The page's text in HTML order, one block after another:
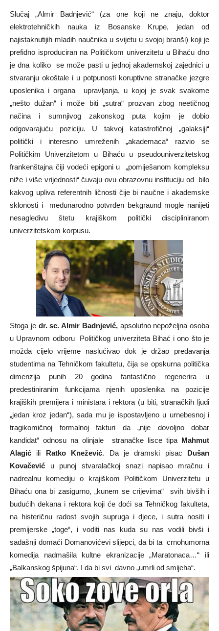
Slučaj „Almir Badnjević“ (za one koji ne znaju, doktor
elektrotehničkih nauka iz Bosanske Krupe, jedan od
najistaknutijih mladih naučnika u svijetu u svojoj branši) koji je
prefidno isproduciran na Političkom univerzitetu u Bihaću dno
je dna koliko se može pasti u jednoj akademskoj zajednici u
stvaranju okoštale i u potpunosti koruptivne stranačke jezgre
uposlenika i organa upravljanja, u kojoj je svak svakome
„nešto dužan“ i može biti „sutra“ prozvan zbog neetičnog
načina i sumnjivog zakonskog puta kojim je dobio
odgovarajuću poziciju. U takvoj katastrofičnoj „galaksiji“
politički i interesno umreženih „akademaca“ razvio se
Političkim Univerzitetom u Bihaću u pseudouniverzitetskog
frankenštajna čiji vodeći epigoni u „pomiješanom kompleksu
niže i više vrijednosti“ čuvaju ovu obrazovnu instituciju od bilo
kakvog upliva referentnih ličnosti čije bi naučne i akademske
sklonosti i međunarodno potvrđen bekgraund mogle nanijeti
nesagledivu štetu krajiškom politički discipliniranom
univerzitetskom korpusu.
Stoga je dr. sc. Almir Badnjević, apsolutno nepoželjna osoba
u Upravnom odboru Političkog univerziteta Bihać i ono što je
možda cijelo vrijeme naslućivao dok je držao predavanja
studentima na Tehničkom fakultetu, čija se opskurna politička
dimenzija punih 20 godina fantastično regenerira u
predestiniranim funkcijama njenih uposlenika na pozicije
krajiških premijera i ministara i rektora (u biti, stranačkih ljudi
„jedan kroz jedan“), sada mu je ispostavljeno u urnebesnoj i
tragikomičnoj formalnoj fakturi da „nije dovoljno dobar
kandidat“ odnosu na olinjale stranačke lisce tipa Mahmut
Alagić ili Ratko Knežević. Da je dramski pisac Dušan
Kovačević u punoj stvaralačkoj snazi napisao mračnu i
nadrealnu komediju o krajiškom Političkom Univerzitetu u
Bihaću ona bi zasigurno, „kunem se crijevima“ svih bivših i
budućih dekana i rektora koji će doći sa Tehničkog fakulteta,
na histeričnu radost svojih supruga i djece, i sutra nositi i
premijerske „toge“, i voditi nas kuda su nas vodili bivši i
sadašnji domaći Domanovićevi slijepci, da bi ta crnohumorna
komedija nadmašila kultne ekranizacije „Maratonaca…“ ili
„Balkanskog špijuna“. I da bi svi davno „umrli od smijeha“.